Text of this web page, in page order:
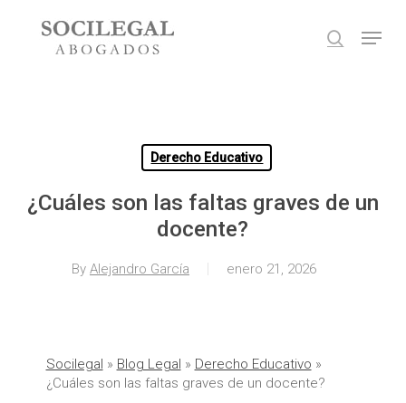
search
Menu
Derecho Educativo
¿Cuáles son las faltas graves de un
docente?
By Alejandro García enero 21, 2026
Socilegal » Blog Legal » Derecho Educativo »
¿Cuáles son las faltas graves de un docente?